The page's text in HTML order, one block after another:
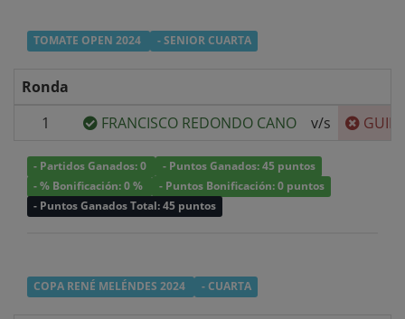
TOMATE OPEN 2024 - SENIOR CUARTA
Ronda
1
FRANCISCO REDONDO CANO v/s
- Partidos Ganados: 0
- Puntos Ganados: 45 puntos
- % Bonificación: 0 %
- Puntos Bonificación: 0 puntos
- Puntos Ganados Total: 45 puntos
COPA RENÉ MELÉNDES 2024 - CUARTA